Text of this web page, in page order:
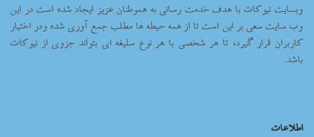
وبسایت نیوکات با هدف خدمت رسانی به هموطنان عزیز ایجاد شده است در این
وب سایت سعی بر این است تا از همه حیطه ها مطلب جمع آوری شده ودر اختیار
کاربران قرار گیرد، تا هر شخصی با هر نوع سلیغه ای بتواند جزوی از نیوکات
باشد.
اطلاعات